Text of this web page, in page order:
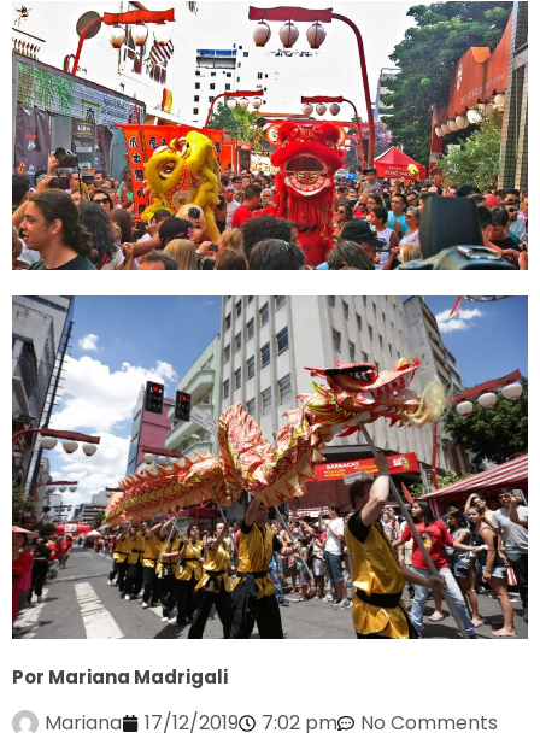
Por Mariana Madrigali
Mariana 17/12/2019 7:02 pm No Comments